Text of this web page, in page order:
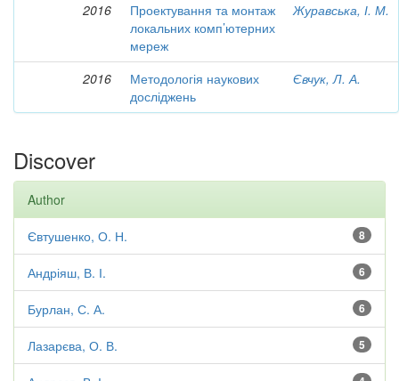
2016
Проектування та монтаж
локальних комп’ютерних
мереж
Журавська, І. М.
2016
Методологія наукових
досліджень
Євчук, Л. А.
Discover
Author
8
Євтушенко, О. Н.
6
Андріяш, В. І.
6
Бурлан, С. А.
5
Лазарєва, О. В.